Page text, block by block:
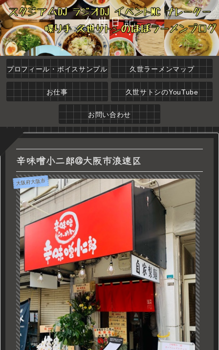
久世日記
プロフィール・ボイスサンプル 久世ラーメンマップ
お仕事 久世サトシのYouTube
お問い合わせ
辛味噌小二郎@大阪市浪速区
大阪府大阪市